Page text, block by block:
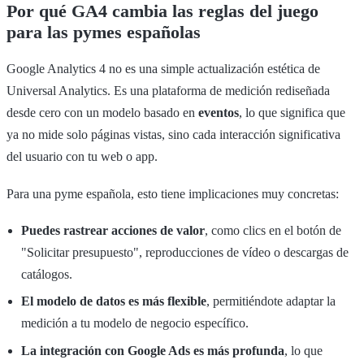
Por qué GA4 cambia las reglas del juego
para las pymes españolas
Google Analytics 4 no es una simple actualización estética de
Universal Analytics. Es una plataforma de medición rediseñada
desde cero con un modelo basado en eventos, lo que significa que
ya no mide solo páginas vistas, sino cada interacción significativa
del usuario con tu web o app.
Para una pyme española, esto tiene implicaciones muy concretas:
Puedes rastrear acciones de valor, como clics en el botón de
"Solicitar presupuesto", reproducciones de vídeo o descargas de
catálogos.
El modelo de datos es más flexible, permitiéndote adaptar la
medición a tu modelo de negocio específico.
La integración con Google Ads es más profunda, lo que